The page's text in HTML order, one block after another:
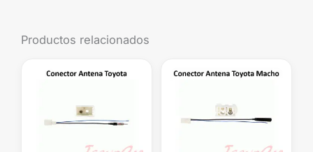
Productos relacionados